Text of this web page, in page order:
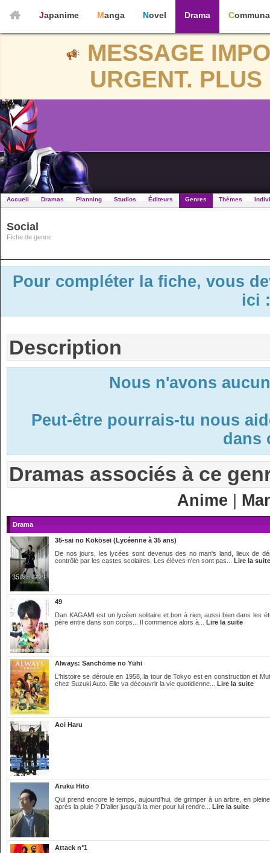
Japanime Manga Novel Drama
MESSAGE
URGENT.
Accueil Dramas Planning Studios Éditeurs Genres Thèmes
Social
Fiche de genre
Pour compléter la fiche, vous
ici
Description
Nous n'avons
Peut-être pourrais-tu nous
dans
Dramas associés à ce
Anime
Drama
35-sai no Kōkōsei (Lycéenne à 35 ans)
De nos jours, les lycées sont devenus des no man's land, lieux de
contrôlé par les castes scolaires. Les élèves n'en sont pas... Lire la suite
49
Dan KAGAMI est un lycéen solitaire et bon à rien, aussi bien dans les
père entre dans son corps... Il commence alors à... Lire la suite
Always: Sanchōme no Yūhi
L'histoire se déroule en 1958, la tour de Tokyo est en construction et
chez Suzuki Auto. Elle va découvrir la vie quotidienne... Lire la suite
Aoi Haru
Aruku Hito
Qui prend encore le temps, aujourd’hui, de grimper à un arbre, en
après la pluie ? D’aller jusqu’à la mer pour lui rendre... Lire la suite
Attack n°1